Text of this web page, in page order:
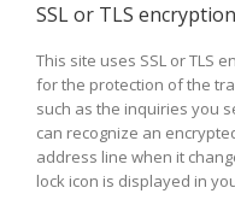
SSL or TLS encryption
This site uses SSL or TLS
for the protection of the
such as the inquiries you
can recognize an
address line when it
lock icon is displayed in